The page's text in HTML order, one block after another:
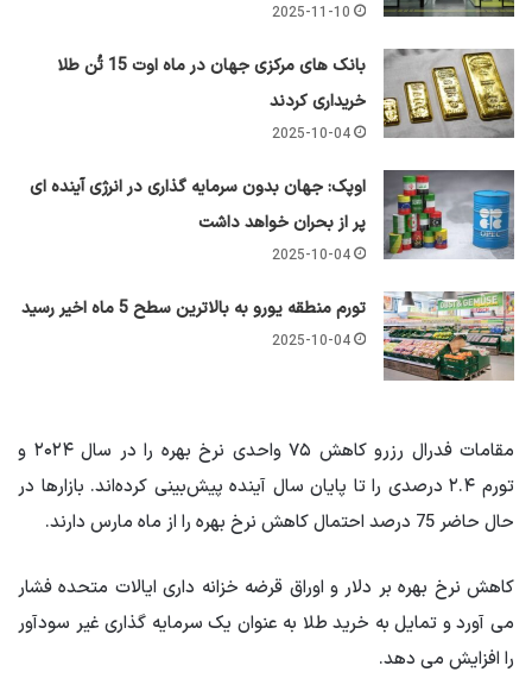
2025-11-10
بانک های مرکزی جهان در ماه اوت 15 تُن طلا
خریداری کردند
2025-10-04
اوپک: جهان بدون سرمایه گذاری در انرژی آینده ای
پر از بحران خواهد داشت
2025-10-04
تورم منطقه یورو به بالاترین سطح 5 ماه اخیر رسید
2025-10-04
مقامات فدرال رزرو کاهش ۷۵ واحدی نرخ بهره را در سال ۲۰۲۴ و
تورم ۲.۴ درصدی را تا پایان سال آینده پیش‌بینی کرده‌اند. بازارها در
حال حاضر 75 درصد احتمال کاهش نرخ بهره را از ماه مارس دارند.
کاهش نرخ بهره بر دلار و اوراق قرضه خزانه داری ایالات متحده فشار
می آورد و تمایل به خرید طلا به عنوان یک سرمایه گذاری غیر سودآور
را افزایش می دهد.